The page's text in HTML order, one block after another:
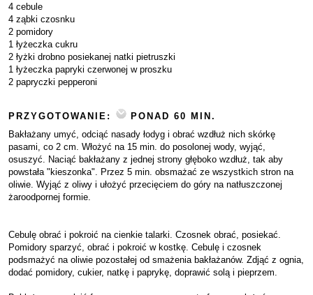
4 cebule
4 ząbki czosnku
2 pomidory
1 łyżeczka cukru
2 łyżki drobno posiekanej natki pietruszki
1 łyżeczka papryki czerwonej w proszku
2 papryczki pepperoni
PRZYGOTOWANIE:
PONAD 60 MIN.
Bakłażany umyć, odciąć nasady łodyg i obrać wzdłuż nich skórkę
pasami, co 2 cm. Włożyć na 15 min. do posolonej wody, wyjąć,
osuszyć. Naciąć bakłażany z jednej strony głęboko wzdłuż, tak aby
powstała "kieszonka". Przez 5 min. obsmażać ze wszystkich stron na
oliwie. Wyjąć z oliwy i ułożyć przecięciem do góry na natłuszczonej
żaroodpornej formie.
Cebulę obrać i pokroić na cienkie talarki. Czosnek obrać, posiekać.
Pomidory sparzyć, obrać i pokroić w kostkę. Cebulę i czosnek
podsmażyć na oliwie pozostałej od smażenia bakłażanów. Zdjąć z ognia,
dodać pomidory, cukier, natkę i paprykę, doprawić solą i pieprzem.